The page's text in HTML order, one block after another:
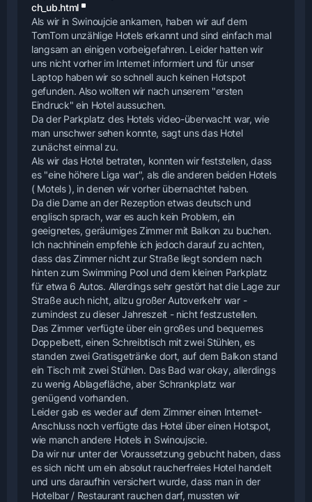
ch_ub.html
Als wir in Swinoujcie ankamen, haben wir auf dem
TomTom unzählige Hotels erkannt und sind einfach mal
langsam an einigen vorbeigefahren. Leider hatten wir
uns nicht vorher im Internet informiert und für unser
Laptop haben wir so schnell auch keinen Hotspot
gefunden. Also wollten wir nach unserem "ersten
Eindruck" ein Hotel aussuchen.
Da der Parkplatz des Hotels video-überwacht war, wie
man unschwer sehen konnte, sagt uns das Hotel
zunächst einmal zu.
Als wir das Hotel betraten, konnten wir feststellen, dass
es "eine höhere Liga war", als die anderen beiden Hotels
( Motels ), in denen wir vorher übernachtet haben.
Da die Dame an der Rezeption etwas deutsch und
englisch sprach, war es auch kein Problem, ein
geeignetes, geräumiges Zimmer mit Balkon zu buchen.
Ich nachhinein empfehle ich jedoch darauf zu achten,
dass das Zimmer nicht zur Straße liegt sondern nach
hinten zum Swimming Pool und dem kleinen Parkplatz
für etwa 6 Autos. Allerdings sehr gestört hat die Lage zur
Straße auch nicht, allzu großer Autoverkehr war -
zumindest zu dieser Jahreszeit - nicht festzustellen.
Das Zimmer verfügte über ein großes und bequemes
Doppelbett, einen Schreibtisch mit zwei Stühlen, es
standen zwei Gratisgetränke dort, auf dem Balkon stand
ein Tisch mit zwei Stühlen. Das Bad war okay, allerdings
zu wenig Ablagefläche, aber Schrankplatz war
genügend vorhanden.
Leider gab es weder auf dem Zimmer einen Internet-
Anschluss noch verfügte das Hotel über einen Hotspot,
wie manch andere Hotels in Swinoujscie.
Da wir nur unter der Voraussetzung gebucht haben, dass
es sich nicht um ein absolut raucherfreies Hotel handelt
und uns daraufhin versichert wurde, dass man in der
Hotelbar / Restaurant rauchen darf, mussten wir